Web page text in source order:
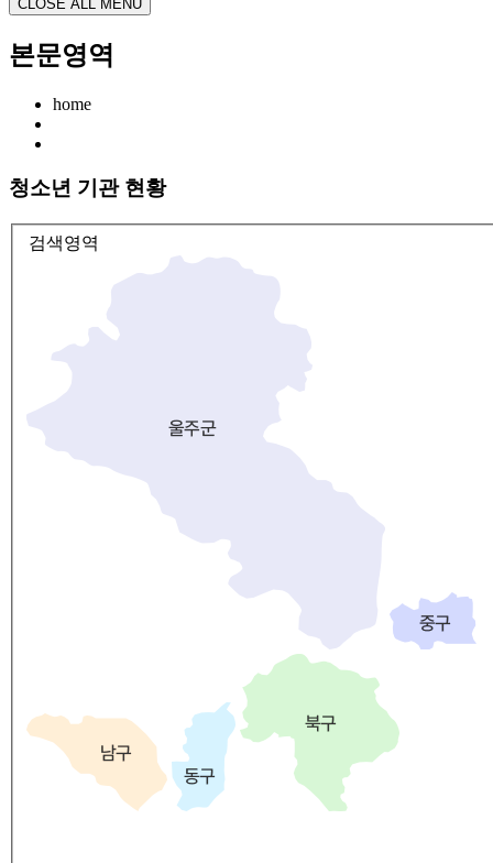
CLOSE ALL MENU
본문영역
home
청소년 기관 현황
검색영역